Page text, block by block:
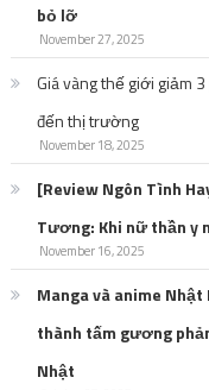
bỏ lỡ
November 27, 2025
Giá vàng thế giới giảm
đến thị trường
November 18, 2025
[Review Ngôn Tình
Tương: Khi nữ thần y
November 16, 2025
Manga và anime
thành tấm gương
Nhật